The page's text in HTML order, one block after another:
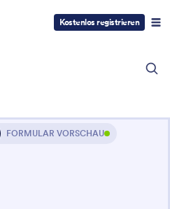
Kostenlos registrieren
FORMULAR VORSCHAU